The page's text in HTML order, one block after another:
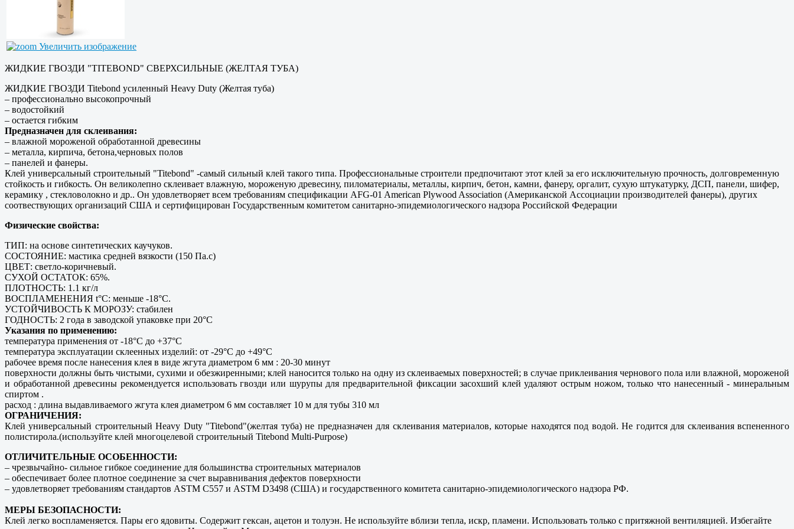
Увеличить изображение
ЖИДКИЕ ГВОЗДИ "TITEBOND" СВЕРХСИЛЬНЫЕ (ЖЕЛТАЯ ТУБА)
ЖИДКИЕ ГВОЗДИ Titebond усиленный Heavy Duty (Желтая туба)
– профессионально высокопрочный
– водостойкий
– остается гибким
Предназначен для склеивания:
– влажной мороженой обработанной древесины
– металла, кирпича, бетона,черновых полов
– панелей и фанеры.
Клей универсальный строительный "Titebond" -самый сильный клей такого типа. Профессиональные строители предпочитают этот клей за его исключительную прочность, долговременную
стойкость и гибкость. Он великолепно склеивает влажную, мороженую древесину, пиломатериалы, металлы, кирпич, бетон, камни, фанеру, оргалит, сухую штукатурку, ДСП, панели, шифер,
керамику , стекловолокно и др.. Он удовлетворяет всем требованиям спецификации AFG-01 American Plywood Association (Американской Ассоциации производителей фанеры), других
соотвествующих организаций США и сертифицирован Государственным комитетом санитарно-эпидемиологического надзора Российской Федерации
Физические свойства:
ТИП: на основе синтетических каучуков.
СОСТОЯНИЕ: мастика средней вязкости (150 Па.с)
ЦВЕТ: светло-коричневый.
СУХОЙ ОСТАТОК: 65%.
ПЛОТНОСТЬ: 1.1 кг/л
ВОСПЛАМЕНЕНИЯ t°C: меньше -18°C.
УСТОЙЧИВОСТЬ К МОРОЗУ: стабилен
ГОДНОСТЬ: 2 года в заводской упаковке при 20°C
Указания по применению:
температура применения от -18°C до +37°C
температура эксплуатации склеенных изделий: от -29°C до +49°C
рабочее время после нанесения клея в виде жгута диаметром 6 мм : 20-30 минут
поверхности должны быть чистыми, сухими и обезжиренными; клей наносится только на одну из склеиваемых поверхностей; в случае приклеивания чернового пола или влажной, мороженой
и обработанной древесины рекомендуется использовать гвозди или шурупы для предварительной фиксации засохший клей удаляют острым ножом, только что нанесенный - минеральным
спиртом .
расход : длина выдавливаемого жгута клея диаметром 6 мм составляет 10 м для тубы 310 мл
ОГРАНИЧЕНИЯ:
Клей универсальный строительный Heavy Duty "Titebond"(желтая туба) не предназначен для склеивания материалов, которые находятся под водой. Не годится для склеивания вспененного
полистирола.(используйте клей многоцелевой строительный Titebond Multi-Purpose)
ОТЛИЧИТЕЛЬНЫЕ ОСОБЕННОСТИ:
– чрезвычайно- сильное гибкое соединение для большинства строительных материалов
– обеспечивает более плотное соединение за счет выравнивания дефектов поверхности
– удовлетворяет требованиям стандартов ASTM C557 и ASTM D3498 (США) и государственного комитета санитарно-эпидемиологического надзора РФ.
МЕРЫ БЕЗОПАСНОСТИ:
Клей легко воспламеняется. Пары его ядовиты. Содержит гексан, ацетон и толуэн. Не используйте вблизи тепла, искр, пламени. Использовать только с притяжной вентиляцией. Избегайте